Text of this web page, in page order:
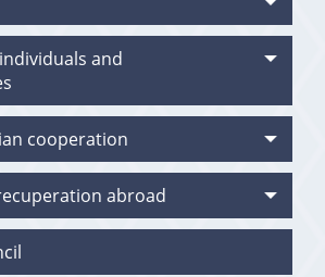
and
cooperation
abroad